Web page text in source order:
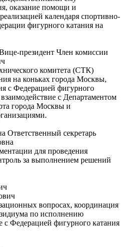
оказание помощи и
календаря спортивно-
фигурного катания на
президент Член комиссии
комитета (СТК)
на коньках города Москвы,
с Федерацией фигурного
с Департаментом
города Москвы и
Ответственный секретарь
для проведения
за выполнением решений
вопросах, координация
по исполнению
с Федерацией фигурного катания